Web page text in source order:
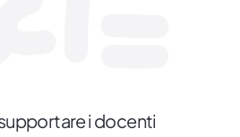
i docenti